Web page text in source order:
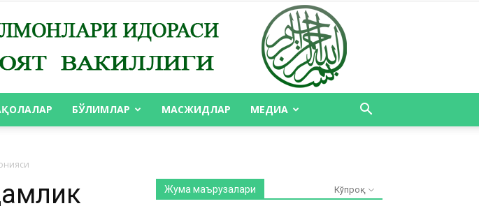
БЎЛИМЛАР МАСЖИДЛАР МЕДИА
Жума маърузалари Кўпроқ